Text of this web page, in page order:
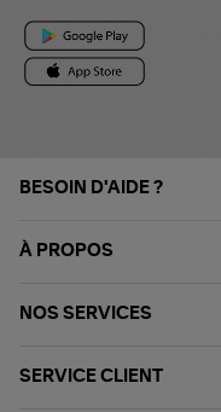
BESOIN D'AIDE ?
À PROPOS
NOS SERVICES
SERVICE CLIENT